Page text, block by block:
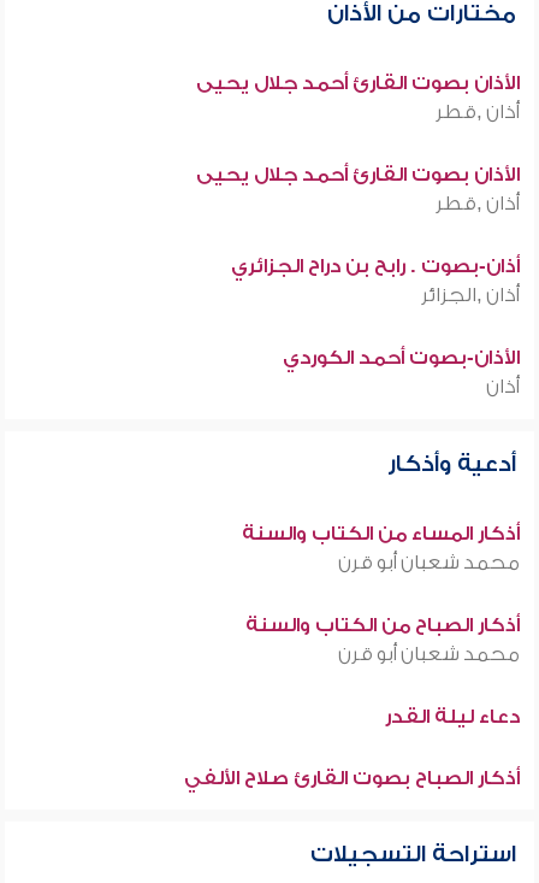
مختارات من الأذان
الأذان بصوت القارئ أحمد جلال يحيى
أذان ,قطر
الأذان بصوت القارئ أحمد جلال يحيى
أذان ,قطر
أذان-بصوت . رابح بن دراح الجزائري
أذان ,الجزائر
الأذان-بصوت أحمد الكوردي
أذان
أدعية وأذكار
أذكار المساء من الكتاب والسنة
محمد شعبان أبو قرن
أذكار الصباح من الكتاب والسنة
محمد شعبان أبو قرن
دعاء ليلة القدر
أذكار الصباح بصوت القارئ صلاح الألفي
استراحة التسجيلات